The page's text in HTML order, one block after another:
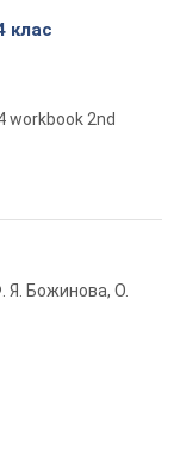
клас
workbook 2nd
Я. Божинова, О.